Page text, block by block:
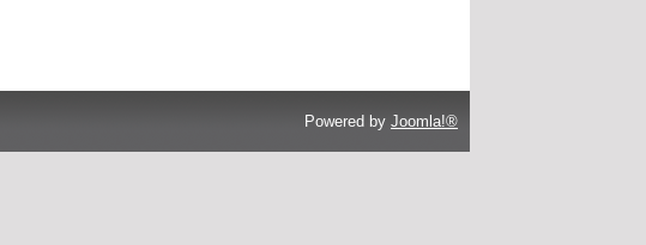
Powered by Joomla!®